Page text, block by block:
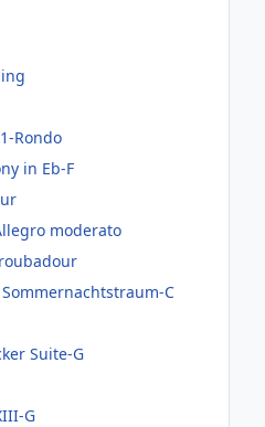
Rondo
in Eb-F
moderato
C
Suite-G
G